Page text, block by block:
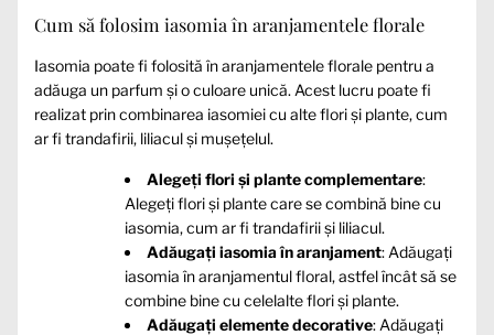
Cum să folosim iasomia în aranjamentele florale
Iasomia poate fi folosită în aranjamentele florale pentru a
adăuga un parfum și o culoare unică. Acest lucru poate fi
realizat prin combinarea iasomiei cu alte flori și plante, cum
ar fi trandafirii, liliacul și mușețelul.
Alegeți flori și plante complementare:
Alegeți flori și plante care se combină bine cu
iasomia, cum ar fi trandafirii și liliacul.
Adăugați iasomia în aranjament: Adăugați
iasomia în aranjamentul floral, astfel încât să se
combine bine cu celelalte flori și plante.
Adăugați elemente decorative: Adăugați